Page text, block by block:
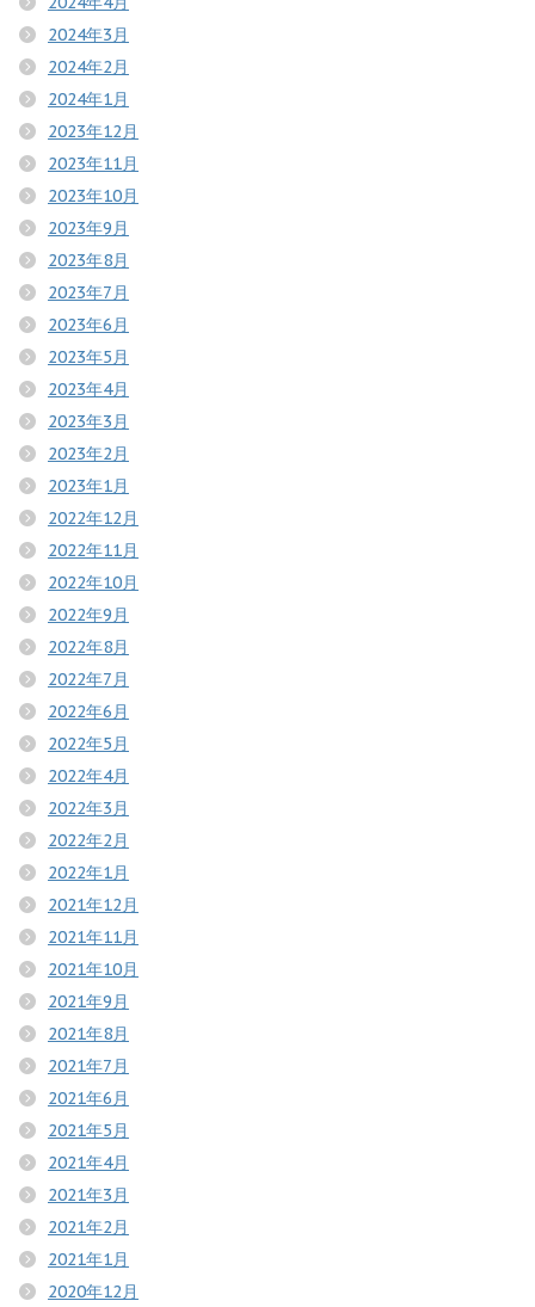
2024年3月
2024年2月
2024年1月
2023年12月
2023年11月
2023年10月
2023年9月
2023年8月
2023年7月
2023年6月
2023年5月
2023年4月
2023年3月
2023年2月
2023年1月
2022年12月
2022年11月
2022年10月
2022年9月
2022年8月
2022年7月
2022年6月
2022年5月
2022年4月
2022年3月
2022年2月
2022年1月
2021年12月
2021年11月
2021年10月
2021年9月
2021年8月
2021年7月
2021年6月
2021年5月
2021年4月
2021年3月
2021年2月
2021年1月
2020年12月